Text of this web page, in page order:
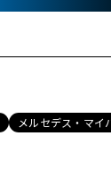
メルセデス・マイ